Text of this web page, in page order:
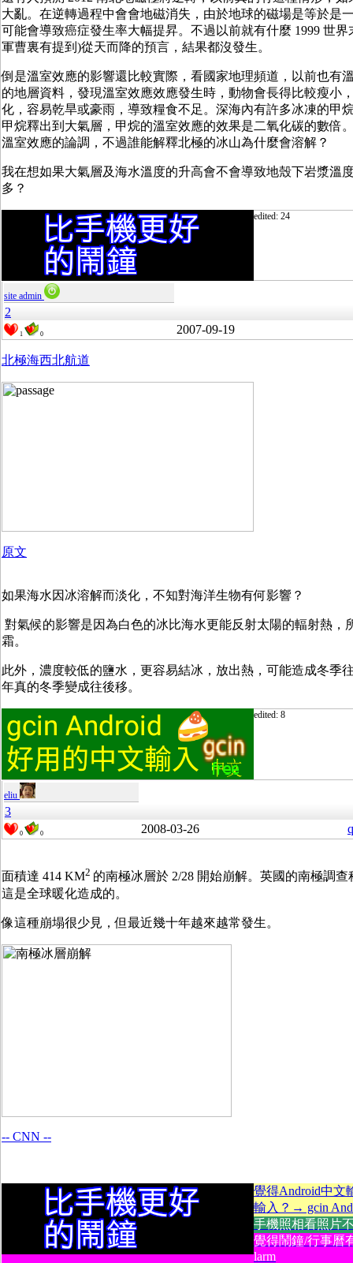
大亂。在逆轉過程中會會地磁消失，由於地球的磁場是等於是
可能會導致癌症發生率大幅提昇。不過以前就有什麼 1999 世界
軍曹裏有提到)從天而降的預言，結果都沒發生。
倒是溫室效應的影響還比較實際，看國家地理頻道，以前也有
的地層資料，發現溫室效應效應發生時，動物會長得比較瘦小
化，容易乾旱或豪雨，導致糧食不足。深海內有許多冰凍的甲
甲烷釋出到大氣層，甲烷的溫室效應的效果是二氧化碳的數倍
溫室效應的論調，不過誰能解釋北極的冰山為什麼會溶解？
我在想如果大氣層及海水溫度的升高會不會導致地殼下岩漿溫
多？
edited: 24
site admin
2
1 0 2007-09-19
北極海西北航道
原文
如果海水因冰溶解而淡化，不知對海洋生物有何影響？
對氣候的影響是因為白色的冰比海水更能反射太陽的輻射熱，
霜。
此外，濃度較低的鹽水，更容易結冰，放出熱，可能造成冬季
年真的冬季變成往後移。
edited: 8
eliu
3
0 0 2008-03-26
面積達 414 KM2 的南極冰層於 2/28 開始崩解。英國的南極調查
這是全球暖化造成的。
像這種崩塌很少見，但最近幾十年越來越常發生。
-- CNN --
覺得Android中文
輸入？→ gcin
手機照相看照片
覺得鬧鐘/行事
larm